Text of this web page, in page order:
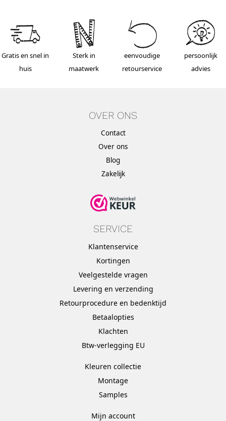
Gratis en snel in
huis
Sterk in
maatwerk
eenvoudige
retourservice
persoonlijk
advies
OVER ONS
Contact
Over ons
Blog
Zakelijk
SERVICE
Klantenservice
Kortingen
Veelgestelde vragen
Levering en verzending
Retourprocedure en bedenktijd
Betaalopties
Klachten
Btw-verlegging EU
Kleuren collectie
Montage
Samples
Mijn account